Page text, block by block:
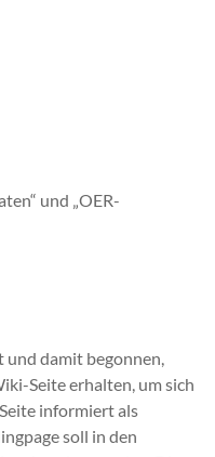
und „OER-
und damit begonnen,
Seite erhalten, um sich
informiert als
soll in den